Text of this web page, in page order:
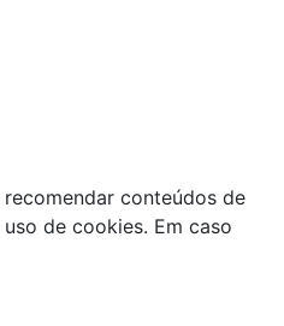
conteúdos de
de cookies. Em caso